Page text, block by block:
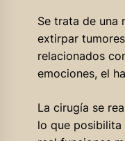
Se trata de una
extirpar
relacionados
emociones, el
La cirugía se
lo que posibilita